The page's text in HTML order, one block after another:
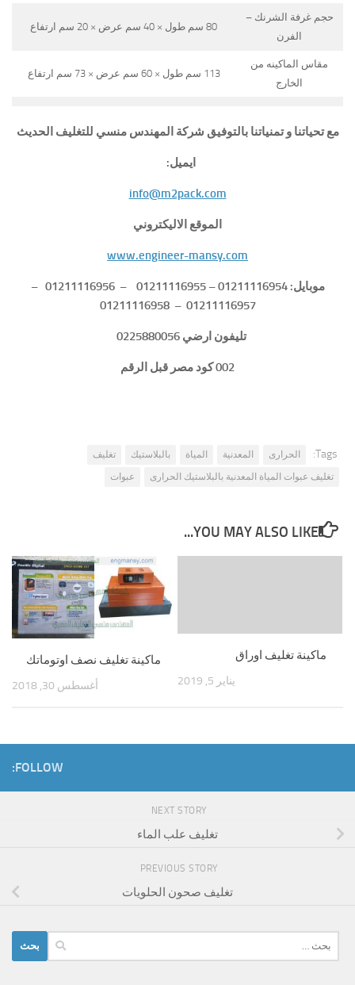
حجم غرفة الشرنك –
الفرن
80 سم طول × 40 سم عرض × 20 سم ارتفاع
مقاس الماكينه من
الخارج
113 سم طول × 60 سم عرض × 73 سم ارتفاع
مع تحياتنا و تمنياتنا بالتوفيق شركة المهندس منسي للتغليف الحديث
ايميل:
info@m2pack.com
الموقع الاليكتروني
www.engineer-mansy.com
موبايل: 01211116954 – 01211116955 – 01211116956 –
01211116957 – 01211116958
تليفون ارضي 0225880056
002 كود مصر قبل الرقم
Tags: الحرارى المعدنية المياة بالبلاستيك
تغليف
تغليف عبوات المياة المعدنية بالبلاستيك الحرارى
عبوات
YOU MAY ALSO LIKE...
ماكينة تغليف نصف اوتوماتك
أغسطس 30, 2018
ماكينة تغليف اوراق
يناير 5, 2019
FOLLOW:
NEXT STORY
تغليف علب الماء
PREVIOUS STORY
تغليف صحون الحلويات
عن: